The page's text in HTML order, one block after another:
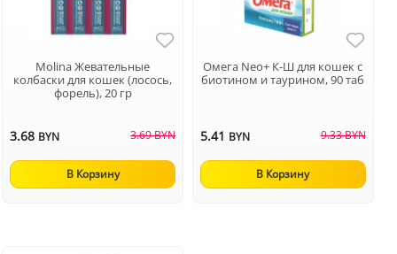
Molina Жевательные
колбаски для кошек (лосось,
форель), 20 гр
3.68 BYN 3.69 BYN
В Корзину
Омега Neo+ К-Ш для кошек с
биотином и таурином, 90 таб
5.41 BYN 9.33 BYN
В Корзину